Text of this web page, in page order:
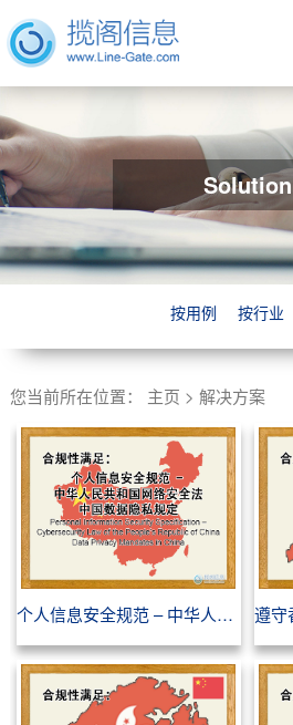
Solution
按用例 按行业
您当前所在位置： 主页 > 解决方案
个人信息安全规范 – 中华人民共和国网络安全法 中国数据隐私规定 - 合规性满足